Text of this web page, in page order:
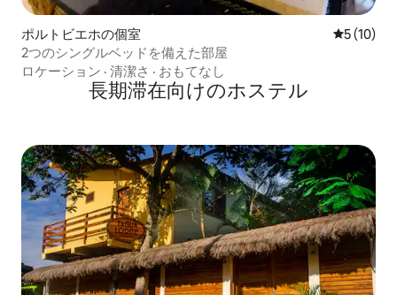
ポルトビエホの個室 レビュー
5 (10)
2つのシングルベッドを備えた部屋
ロケーション · 清潔さ · おもてなし
長期滞在向けのホステル